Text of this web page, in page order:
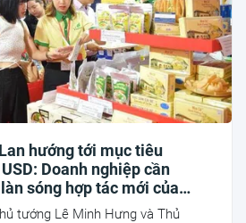
hướng tới mục tiêu
Doanh nghiệp cần
sóng hợp tác mới của
tướng Lê Minh Hưng và Thủ